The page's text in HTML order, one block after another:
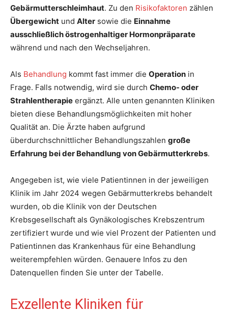
Gebärmutterschleimhaut. Zu den Risikofaktoren zählen
Übergewicht und Alter sowie die Einnahme
ausschließlich östrogenhaltiger Hormonpräparate
während und nach den Wechseljahren.
Als Behandlung kommt fast immer die Operation in
Frage. Falls notwendig, wird sie durch Chemo- oder
Strahlentherapie ergänzt. Alle unten genannten Kliniken
bieten diese Behandlungsmöglichkeiten mit hoher
Qualität an. Die Ärzte haben aufgrund
überdurchschnittlicher Behandlungszahlen große
Erfahrung bei der Behandlung von Gebärmutterkrebs.
Angegeben ist, wie viele Patientinnen in der jeweiligen
Klinik im Jahr 2024 wegen Gebärmutterkrebs behandelt
wurden, ob die Klinik von der Deutschen
Krebsgesellschaft als Gynäkologisches Krebszentrum
zertifiziert wurde und wie viel Prozent der Patienten und
Patientinnen das Krankenhaus für eine Behandlung
weiterempfehlen würden. Genauere Infos zu den
Datenquellen finden Sie unter der Tabelle.
Exzellente Kliniken für